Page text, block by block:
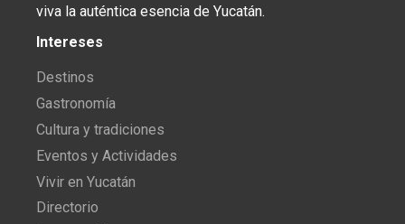
viva la auténtica esencia de Yucatán.
Intereses
Destinos
Gastronomía
Cultura y tradiciones
Eventos y Actividades
Vivir en Yucatán
Directorio